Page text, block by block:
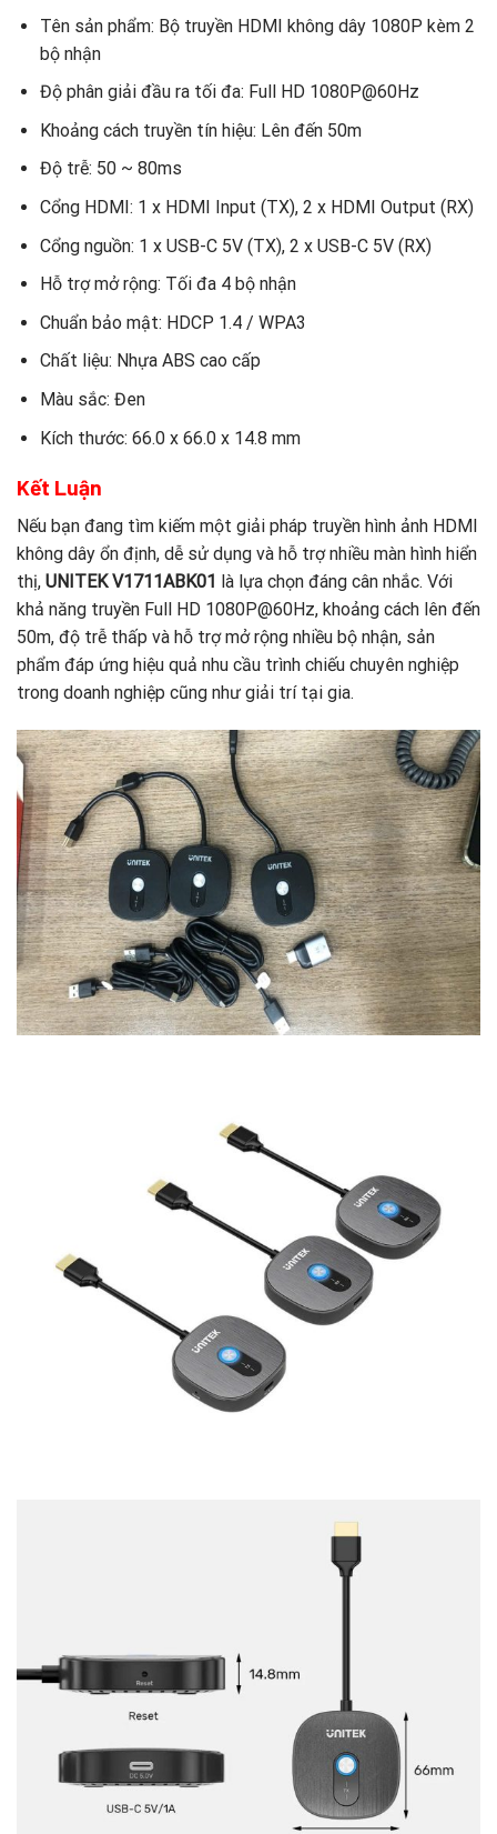
Tên sản phẩm: Bộ truyền HDMI không dây 1080P kèm 2
bộ nhận
Độ phân giải đầu ra tối đa: Full HD 1080P@60Hz
Khoảng cách truyền tín hiệu: Lên đến 50m
Độ trễ: 50 ~ 80ms
Cổng HDMI: 1 x HDMI Input (TX), 2 x HDMI Output (RX)
Cổng nguồn: 1 x USB-C 5V (TX), 2 x USB-C 5V (RX)
Hỗ trợ mở rộng: Tối đa 4 bộ nhận
Chuẩn bảo mật: HDCP 1.4 / WPA3
Chất liệu: Nhựa ABS cao cấp
Màu sắc: Đen
Kích thước: 66.0 x 66.0 x 14.8 mm
Kết Luận
Nếu bạn đang tìm kiếm một giải pháp truyền hình ảnh HDMI
không dây ổn định, dễ sử dụng và hỗ trợ nhiều màn hình hiển
thị, UNITEK V1711ABK01 là lựa chọn đáng cân nhắc. Với
khả năng truyền Full HD 1080P@60Hz, khoảng cách lên đến
50m, độ trễ thấp và hỗ trợ mở rộng nhiều bộ nhận, sản
phẩm đáp ứng hiệu quả nhu cầu trình chiếu chuyên nghiệp
trong doanh nghiệp cũng như giải trí tại gia.